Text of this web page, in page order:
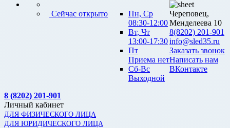
Сейчас открыто
Пн, Ср
08:30-12:00
Вт, Чт
13:00-17:30
Пт
Приема нет
Сб-Вс
Выходной
Череповец,
Менделеева 10
8(8202) 201-901
info@sled35.ru
Заказать звонок
Написать нам
ВКонтакте
8 (8202) 201-901
Личный кабинет
ДЛЯ ФИЗИЧЕСКОГО ЛИЦА
ДЛЯ ЮРИДИЧЕСКОГО ЛИЦА